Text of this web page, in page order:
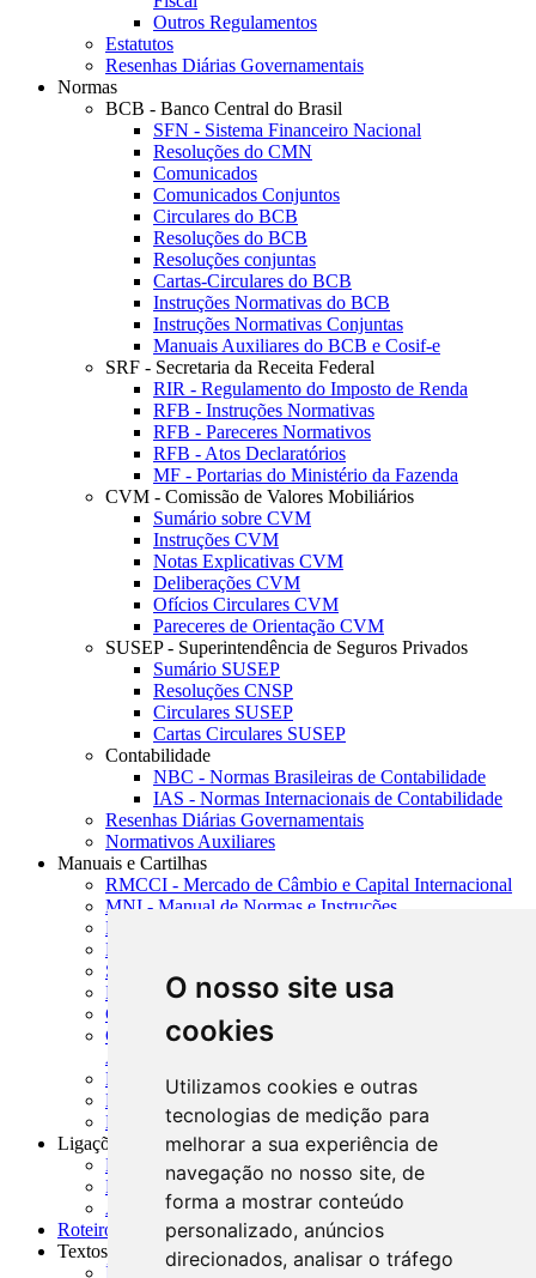
O nosso site usa
cookies
Utilizamos cookies e outras
tecnologias de medição para
melhorar a sua experiência de
navegação no nosso site, de
forma a mostrar conteúdo
personalizado, anúncios
direcionados, analisar o tráfego
Outros Regulamentos
Estatutos
Resenhas Diárias Governamentais
Normas
BCB - Banco Central do Brasil
SFN - Sistema Financeiro Nacional
Resoluções do CMN
Comunicados
Comunicados Conjuntos
Circulares do BCB
Resoluções do BCB
Resoluções conjuntas
Cartas-Circulares do BCB
Instruções Normativas do BCB
Instruções Normativas Conjuntas
Manuais Auxiliares do BCB e Cosif-e
SRF - Secretaria da Receita Federal
RIR - Regulamento do Imposto de Renda
RFB - Instruções Normativas
RFB - Pareceres Normativos
RFB - Atos Declaratórios
MF - Portarias do Ministério da Fazenda
CVM - Comissão de Valores Mobiliários
Sumário sobre CVM
Instruções CVM
Notas Explicativas CVM
Deliberações CVM
Ofícios Circulares CVM
Pareceres de Orientação CVM
SUSEP - Superintendência de Seguros Privados
Sumário SUSEP
Resoluções CNSP
Circulares SUSEP
Cartas Circulares SUSEP
Contabilidade
NBC - Normas Brasileiras de Contabilidade
IAS - Normas Internacionais de Contabilidade
Resenhas Diárias Governamentais
Normativos Auxiliares
Manuais e Cartilhas
RMCCI - Mercado de Câmbio e Capital Internacional
MNI - Manual de Normas e Instruções
MTVM - Manual de Títulos e Valores Mobiliários
MCR - Manual de Crédito Rural
SISORF - Manual de Organização do SFN
MASUP - Manual de Supervisão Bancária
CADOC - Catálogo de Documentos
CNAE-CONCLA - Classificação Nacional de
Atividades Econômicas
PMF - Cartilhas do BCB
Manuais Auxiliares do BCB e Cosif-e
Resenhas Diárias Governamentais
Ligações Externas
Links Úteis
Presidência da República
Agências Nacionais Reguladoras
Roteiros para Estudos
Textos
Índice de Textos